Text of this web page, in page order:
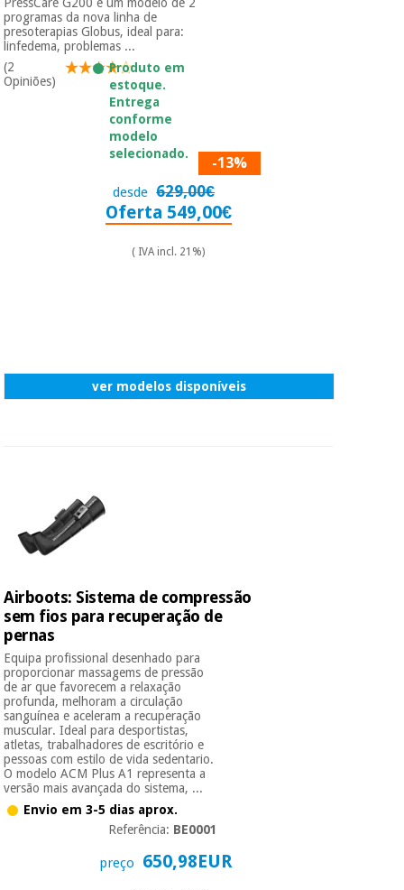
programas da nova linha de
presoterapias Globus, ideal para:
linfedema, problemas ...
(2
Opiniões)
Produto em
estoque.
Entrega
conforme
modelo
selecionado.
-13%
desde 629,00€
Oferta 549,00€
( IVA incl. 21%)
ver modelos disponíveis
Airboots: Sistema de compressão
sem fios para recuperação de
pernas
Equipa profissional desenhado para
proporcionar massagems de pressão
de ar que favorecem a relaxação
profunda, melhoram a circulação
sanguínea e aceleram a recuperação
muscular. Ideal para desportistas,
atletas, trabalhadores de escritório e
pessoas com estilo de vida sedentario.
O modelo ACM Plus A1 representa a
versão mais avançada do sistema, ...
Envio em 3-5 dias aprox.
Referência: BE0001
preço 650,98EUR